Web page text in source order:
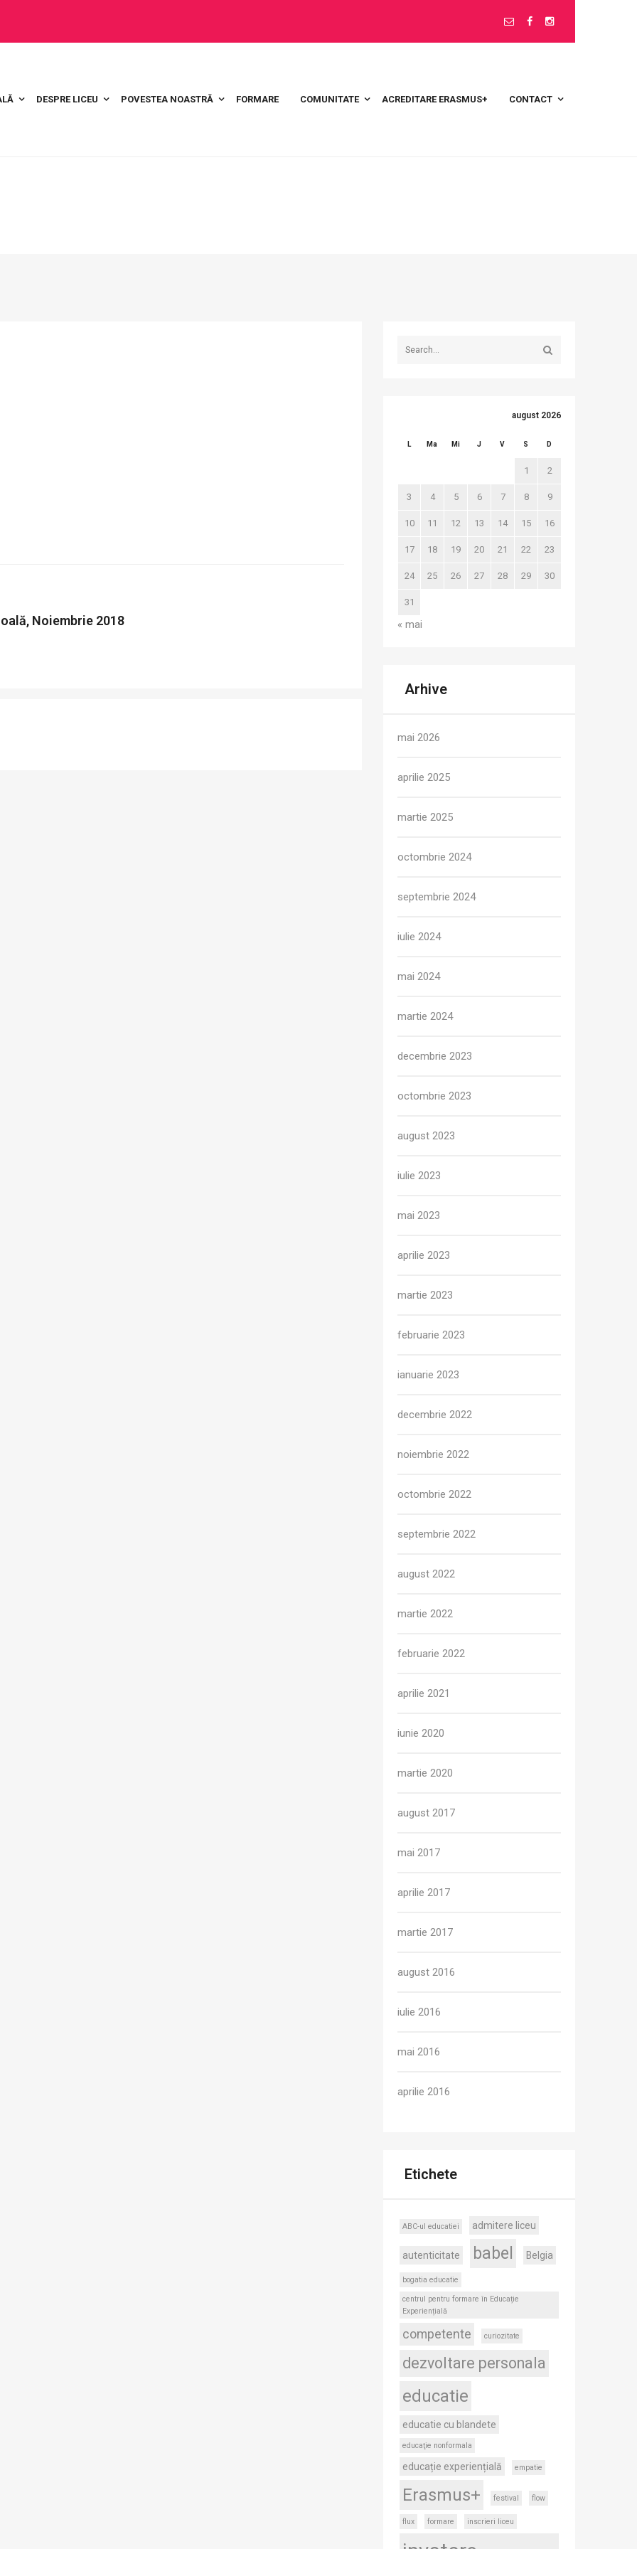
DESPRE LICEU POVESTEA NOASTRĂ FORMARE COMUNITATE ACREDITARE ERASMUS+ CONTACT
Noiembrie 2018
august 2026
L Ma Mi J V S D
1 2
3 4 5 6 7 8 9
10 11 12 13 14 15 16
17 18 19 20 21 22 23
24 25 26 27 28 29 30
31
« mai
Arhive
mai 2026
aprilie 2025
martie 2025
octombrie 2024
septembrie 2024
iulie 2024
mai 2024
martie 2024
decembrie 2023
octombrie 2023
august 2023
iulie 2023
mai 2023
aprilie 2023
martie 2023
februarie 2023
ianuarie 2023
decembrie 2022
noiembrie 2022
octombrie 2022
septembrie 2022
august 2022
martie 2022
februarie 2022
aprilie 2021
iunie 2020
martie 2020
august 2017
mai 2017
aprilie 2017
martie 2017
august 2016
iulie 2016
mai 2016
aprilie 2016
Etichete
ABC-ul educatiei admitere liceu
autenticitate babel Belgia
bogatia educatie
centrul pentru formare în Educație
Experiențială
competente curiozitate
dezvoltare personala
educatie
educatie cu blandete
educaţie nonformala
educație experiențială empatie
Erasmus+ festival flow
flux formare inscrieri liceu